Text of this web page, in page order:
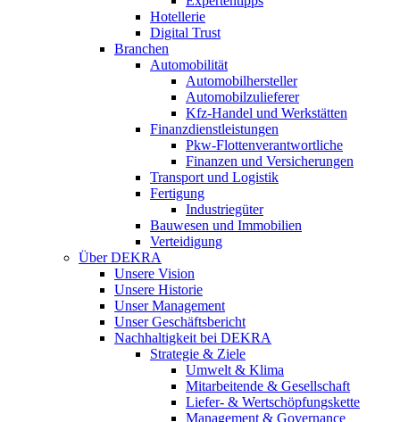
Hotellerie
Digital Trust
Branchen
Automobilität
Automobilhersteller
Automobilzulieferer
Kfz-Handel und Werkstätten
Finanzdienstleistungen
Pkw‑Flottenverantwortliche
Finanzen und Versicherungen
Transport und Logistik
Fertigung
Industriegüter
Bauwesen und Immobilien
Verteidigung
Über DEKRA
Unsere Vision
Unsere Historie
Unser Management
Unser Geschäftsbericht
Nachhaltigkeit bei DEKRA
Strategie & Ziele
Umwelt & Klima
Mitarbeitende & Gesellschaft
Liefer- & Wertschöpfungskette
Management & Governance